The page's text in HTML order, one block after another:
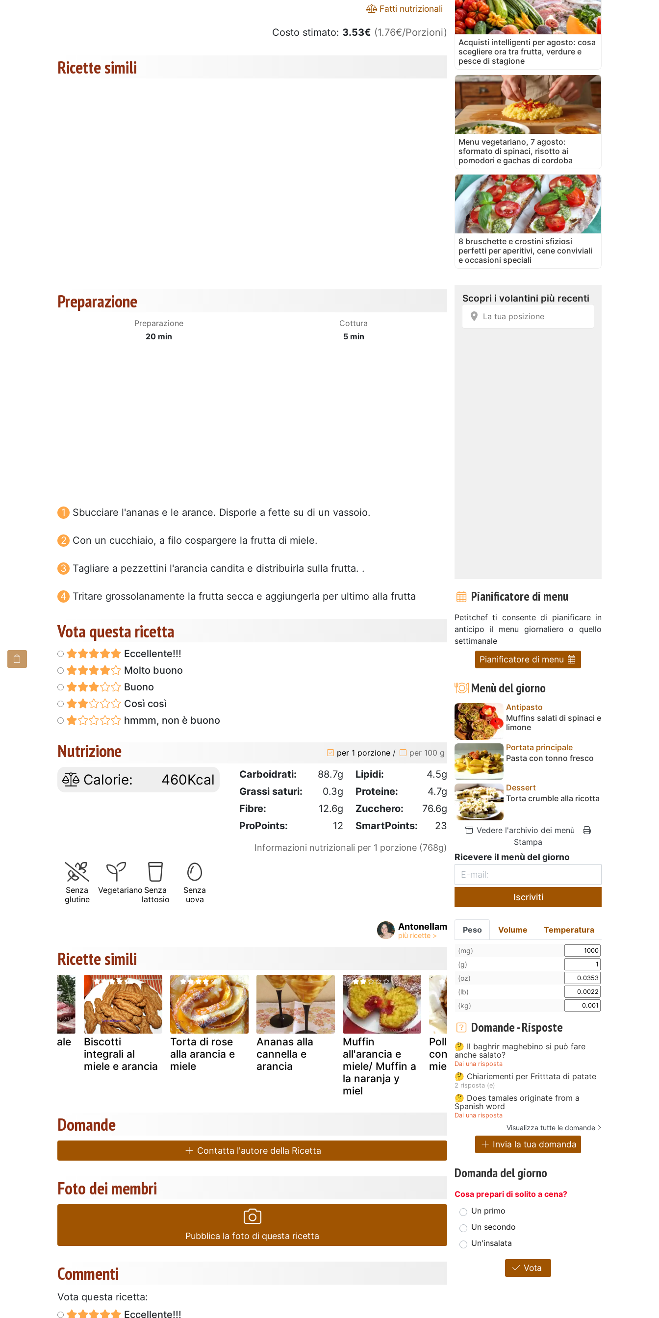
Fatti nutrizionali
Costo stimato: 3.53€ (1.76€/Porzioni)
Ricette simili
Preparazione
Preparazione
20 min
Cottura
5 min
Sbucciare l'ananas e le arance. Disporle a fette su di un vassoio.
Con un cucchiaio, a filo cospargere la frutta di miele.
Tagliare a pezzettini l'arancia candita e distribuirla sulla frutta. .
Tritare grossolanamente la frutta secca e aggiungerla per ultimo alla frutta
Vota questa ricetta
Eccellente!!!
Molto buono
Buono
Così così
hmmm, non è buono
Nutrizione per 1 porzione / per 100 g
Calorie: 460Kcal Carboidrati: 88.7g Lipidi:
4.5g
Grassi saturi:
0.3g Proteine:
4.7g
Fibre:
12.6g Zucchero:
76.6g
ProPoints:
12 SmartPoints: 23
Informazioni nutrizionali per 1 porzione (768g)
Senza
glutine
Vegetariano Senza
lattosio
Senza
uova
Antonellam
Ricette simili
di maiale
Biscotti
integrali al
miele e arancia
Torta di rose
alla arancia e
miele
Ananas alla
cannella e
arancia
Muffin
all'arancia e
miele/ Muffin a
la naranja y
miel
Pollo agrodolce
con arance e
miele
Muffins
all'arancia,
cioccolato
Domande
Contatta l'autore della Ricetta
Foto dei membri
Pubblica la foto di questa ricetta
Commenti
Vota questa ricetta:
Eccellente!!!
Acquisti intelligenti per agosto: cosa
scegliere ora tra frutta, verdure e
pesce di stagione
Menu vegetariano, 7 agosto:
sformato di spinaci, risotto ai
pomodori e gachas di cordoba
8 bruschette e crostini sfiziosi
perfetti per aperitivi, cene conviviali
e occasioni speciali
Pianificatore di menu
Petitchef ti consente di pianificare in
anticipo il menu giornaliero o quello
settimanale
Pianificatore di menu
Menù del giorno
Antipasto
Muffins salati di spinaci e
limone
Portata principale
Pasta con tonno fresco
Dessert
Torta crumble alla ricotta
Vedere l'archivio dei menù
Stampa
Ricevere il menù del giorno
Iscriviti
Peso Volume Temperatura
(mg)
(g)
(oz)
(lb)
(kg)
Domande - Risposte
🤔 Il baghrir maghebino si può fare
anche salato?
Dai una risposta
🤔 Chiariementi per Fritttata di patate
2 risposta (e)
🤔 Does tamales originate from a
Spanish word
Dai una risposta
Visualizza tutte le domande
Invia la tua domanda
Domanda del giorno
Cosa prepari di solito a cena?
Un primo
Un secondo
Un'insalata
Vota